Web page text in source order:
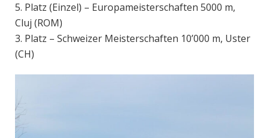
5. Platz (Einzel) – Europameisterschaften 5000 m,
Cluj (ROM)
3. Platz – Schweizer Meisterschaften 10’000 m, Uster
(CH)